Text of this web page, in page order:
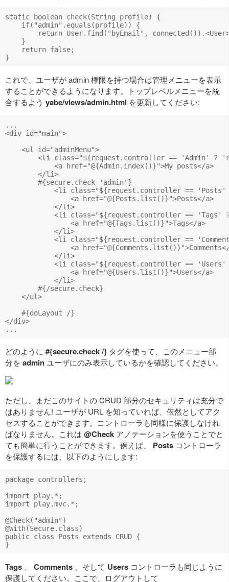
static boolean check(String profile) {
    if("admin".equals(profile)) {
return User.find("byEmail",
    }
    return false;
これで、ユーザが admin 権限を持つ場合は管理メニューを表示
することができるようになります。トップレベルメニューを統
合するよう yabe/views/admin.html を更新してください:
...
<div id="main">
    <ul id="adminMenu">
<li class="${request.controller == 'Admin' ?
            <a href="@{Admin.index()}">My posts</a>
        </li>
        #{secure.check 'admin'}
<li class="${request.controller ==
                <a href="@{Posts.list()}">Posts</a>
            </li>
<li class="${request.controller == 'Tags'
                <a href="@{Tags.list()}">Tags</a>
            </li>
<li class="${request.controller ==
<a
            </li>
<li class="${request.controller ==
                <a href="@{Users.list()}">Users</a>
            </li>
        #{/secure.check}
    </ul>
    #{doLayout /}
</div>
どのように #{secure.check /} タグを使って、このメニュー部
分を adminユーザにのみ表示しているかを確認してください。
ただし、まだこのサイトの CRUD 部分のセキュリティは充分で
はありません! ユーザが URL を知っていれば、依然としてアク
セスすることができます。コントローラも同様に保護しなけれ
ばなりません。これは @Check アノテーションを使うことでと
ても簡単に行うことができます。例えば、 Posts コントローラ
を保護するには、以下のようにします:
package controllers;
import play.*;
import play.mvc.*;
@Check("admin")
@With(Secure.class)
public class Posts extends CRUD {
Tags Comments 、そして Users コントローラも同じように
保護してください。ここで、ログアウトして